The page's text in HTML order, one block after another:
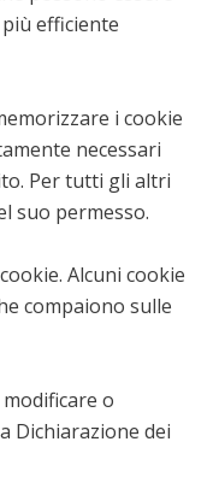
efficiente
i cookie
necessari
Per tutti gli altri
suo permesso.
Alcuni cookie
compaiono sulle
o
Dichiarazione dei